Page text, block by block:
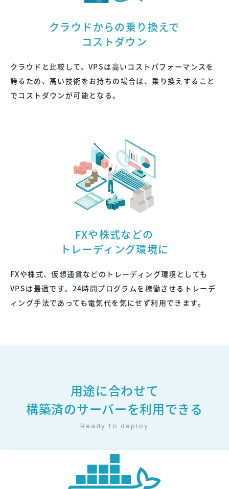
クラウドからの乗り換えで
コストダウン
クラウドと比較して、VPSは高いコストパフォーマンスを
誇るため、高い技術をお持ちの場合は、乗り換えすること
でコストダウンが可能となる。
FXや株式などの
トレーディング環境に
FXや株式、仮想通貨などのトレーディング環境としても
VPSは最適です。24時間プログラムを稼働させるトレーデ
ィング手法であっても電気代を気にせず利用できます。
用途に合わせて
構築済のサーバーを利用できる